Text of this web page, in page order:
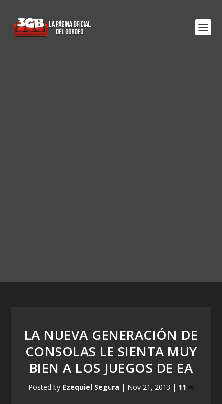
LA NUEVA GENERACIÓN DE
CONSOLAS LE SIENTA MUY
BIEN A LOS JUEGOS DE EA
Posted by Ezequiel Segura | Nov 21, 2013 | 11